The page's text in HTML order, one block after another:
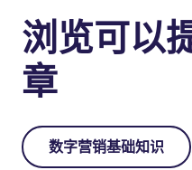
浏览可以
章
数字营销基础知识